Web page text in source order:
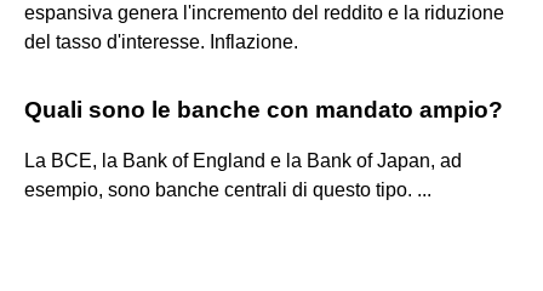
espansiva genera l'incremento del reddito e la riduzione
del tasso d'interesse. Inflazione.
Quali sono le banche con mandato ampio?
La BCE, la Bank of England e la Bank of Japan, ad
esempio, sono banche centrali di questo tipo. ...